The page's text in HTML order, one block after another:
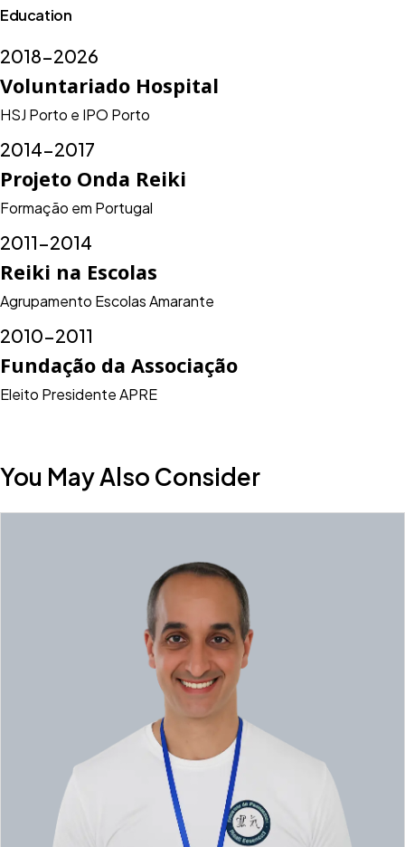
Education
2018-2026
Voluntariado Hospital
HSJ Porto e IPO Porto
2014-2017
Projeto Onda Reiki
Formação em Portugal
2011-2014
Reiki na Escolas
Agrupamento Escolas Amarante
2010-2011
Fundação da Associação
Eleito Presidente APRE
You May Also Consider